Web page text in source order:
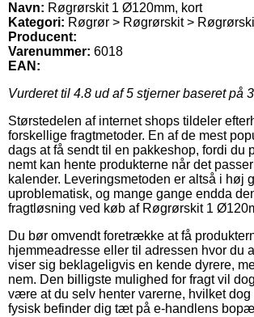
Navn: Røgrørskit 1 Ø120mm, kort
Kategori: Røgrør > Røgrørskit >
Producent:
Varenummer: 6018
EAN:
Vurderet til 4.8 ud af 5 stjerner baseret på
Størstedelen af internet shops tildeler
forskellige fragtmetoder. En af de mest
dags at få sendt til en pakkeshop, fordi du
nemt kan hente produkterne når det
kalender. Leveringsmetoden er altså i høj
uproblematisk, og mange gange endda
fragtløsning ved køb af Røgrørskit 1
Du bør omvendt foretrække at få
hjemmeadresse eller til adressen hvor du
viser sig beklageligvis en kende dyrere,
nem. Den billigste mulighed for fragt vil
være at du selv henter varerne, hvilket
fysisk befinder dig tæt på e-handlens